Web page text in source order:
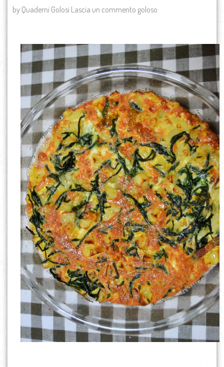
by Quaderni Golosi Lascia un commento goloso